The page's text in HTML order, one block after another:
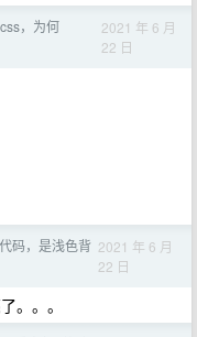
，为何
2021 年 6 月
22 日
码，是浅色背 2021 年 6 月
22 日
。。。